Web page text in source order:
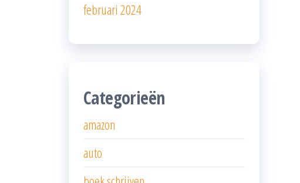
februari 2024
Categorieën
amazon
auto